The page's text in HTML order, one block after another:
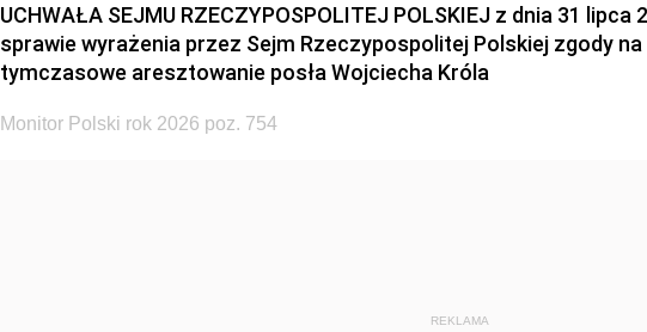
UCHWAŁA SEJMU RZECZYPOSPOLITEJ POLSKIEJ z dnia 31 lipca
sprawie wyrażenia przez Sejm Rzeczypospolitej Polskiej zgody
tymczasowe aresztowanie posła Wojciecha Króla
Monitor Polski rok 2026 poz. 754
REKLAMA